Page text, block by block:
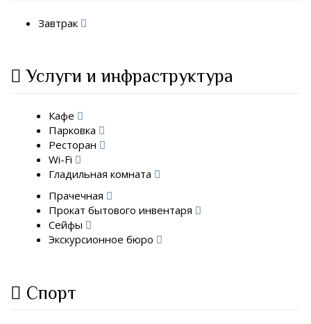
Завтрак
Услуги и инфраструктура
Кафе
Парковка
Ресторан
Wi-Fi
Гладильная комната
Прачечная
Прокат бытового инвентаря
Сейфы
Экскурсионное бюро
Спорт